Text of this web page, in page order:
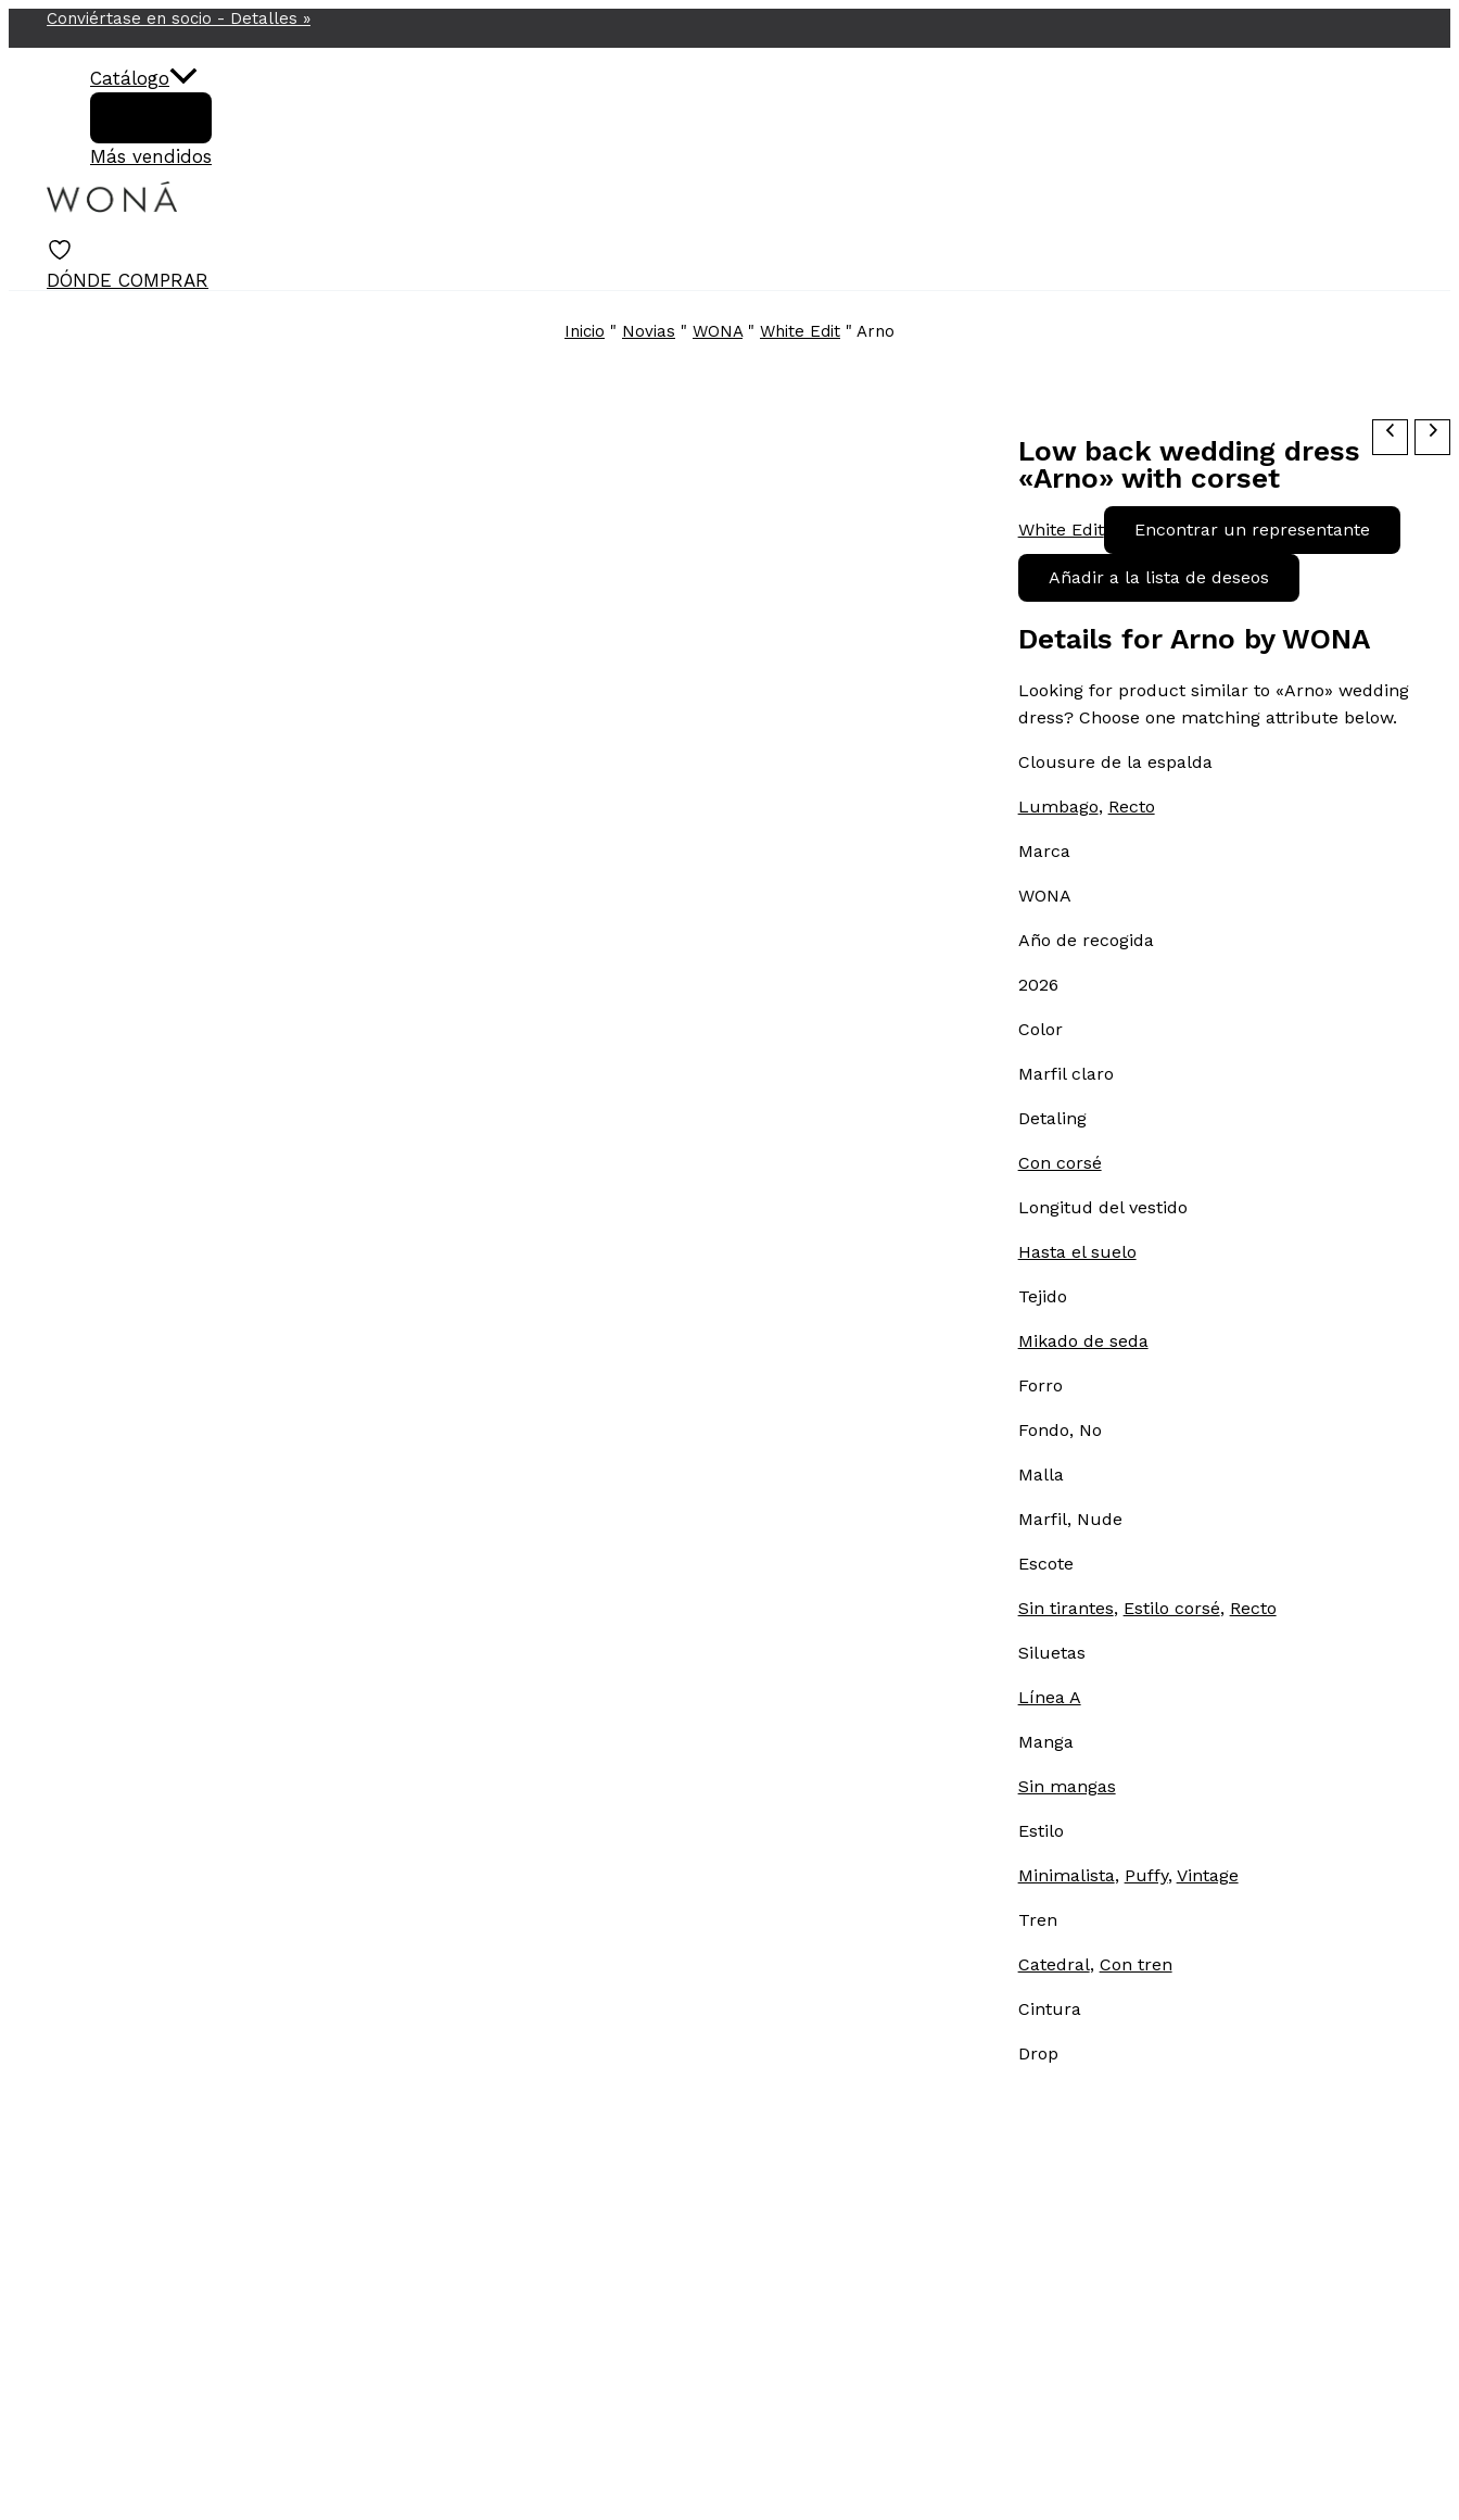
al
Conviértase en socio - Detalles »
Catálogo
Más vendidos
DÓNDE COMPRAR
Inicio " Novias " WONA" White Edit " Arno
Low back wedding dress
«Arno» with corset
White Edit Encontrar un representante
Añadir a la lista de deseos
Details for Arno by WONA
Looking for product similar to «Arno» wedding
dress? Choose one matching attribute below.
Clousure de la espalda
Lumbago, Recto
Marca
WONA
Año de recogida
2026
Color
Marfil claro
Detaling
Con corsé
Longitud del vestido
Hasta el suelo
Tejido
Mikado de seda
Forro
Fondo, No
Malla
Marfil, Nude
Escote
Sin tirantes, Estilo corsé, Recto
Siluetas
Línea A
Manga
Sin mangas
Estilo
Minimalista, Puffy, Vintage
Tren
Catedral, Con tren
Cintura
Drop